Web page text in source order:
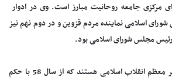
مرکزی جامعه روحانیت مبارز است. وی در ادوار
اسلامی نماینده مردم قزوین و در دوم نهم نیز
رئیس مجلس شورای اسلامی بود.
امام جمعه دائم تهران، رهبر معظم انقلاب اسلامی هستند که از سال 58 با حکم